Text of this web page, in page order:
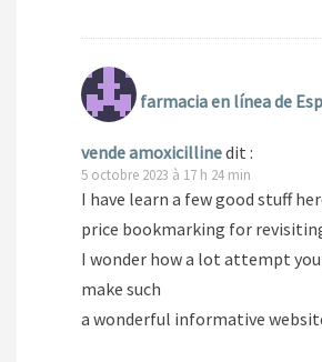
farmacia en línea de
vende amoxicillinedit :
5 octobre 2023 à 17 h 24 min
I have learn a few good stuff
price bookmarking for
I wonder how a lot attempt
make such
a wonderful informative